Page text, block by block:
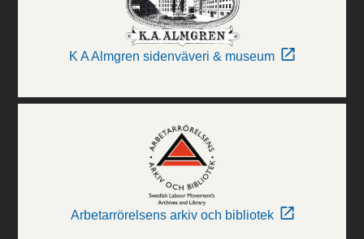
K A Almgren sidenväveri & museum
Arbetarrörelsens arkiv och bibliotek